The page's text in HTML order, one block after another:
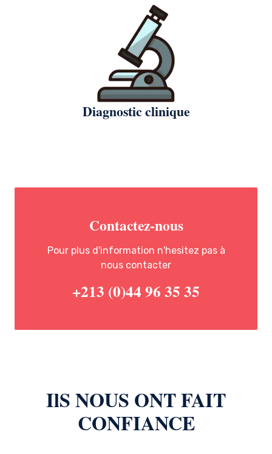
Diagnostic clinique
Contactez-nous
Pour plus d'information n'hesitez pas à
nous contacter
+213 (0)44 96 35 35
IlS NOUS ONT FAIT
CONFIANCE